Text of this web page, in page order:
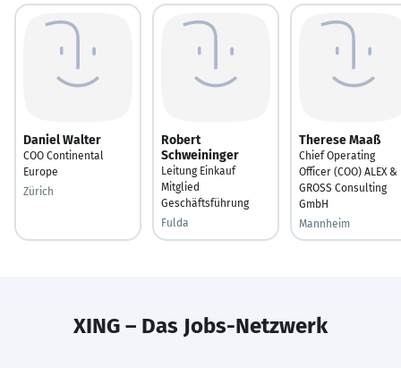
Daniel Walter
COO Continental
Europe
Zürich
Robert
Schweininger
Leitung Einkauf
Mitglied
Geschäftsführung
Fulda
Therese Maaß
Chief Operating
Officer (COO) ALEX &
GROSS Consulting
GmbH
Mannheim
XING – Das Jobs-Netzwerk